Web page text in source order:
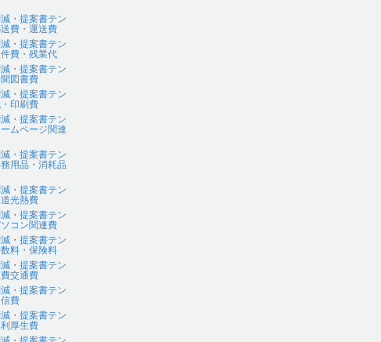
・提案書テン
費・運送費
・提案書テン
費・残業代
・提案書テン
図書費
・提案書テン
印刷費
・提案書テン
ムページ関連
・提案書テン
用品・消耗品
・提案書テン
光熱費
・提案書テン
コン関連費
・提案書テン
料・保険料
・提案書テン
交通費
・提案書テン
費
・提案書テン
厚生費